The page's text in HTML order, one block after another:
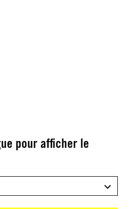
pour afficher le